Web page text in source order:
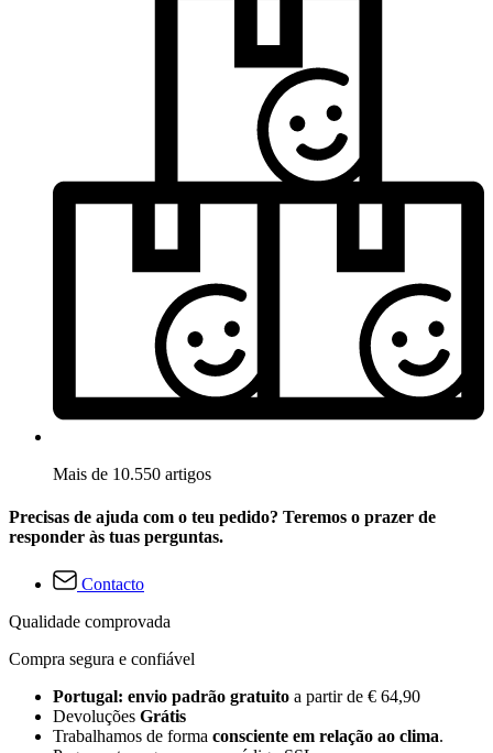
Mais de 10.550 artigos
Precisas de ajuda com o teu pedido? Teremos o prazer de
responder às tuas perguntas.
Contacto
Qualidade comprovada
Compra segura e confiável
Portugal: envio padrão gratuito a partir de € 64,90
Devoluções Grátis
Trabalhamos de forma consciente em relação ao clima.